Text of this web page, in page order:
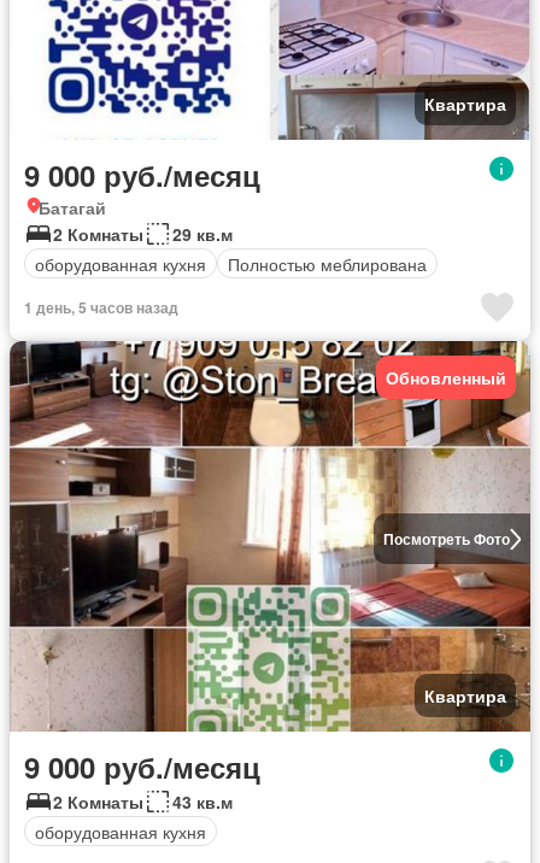
Квартира
9 000 руб./месяц
Батагай
2 Комнаты
29 кв.м
оборудованная кухня
Полностью меблирована
1 день, 5 часов назад
Посмотреть Фото
Обновленный
Квартира
9 000 руб./месяц
2 Комнаты
43 кв.м
оборудованная кухня